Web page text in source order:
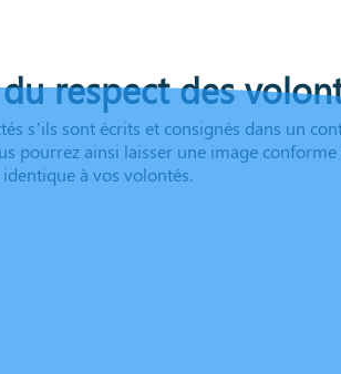
respect des
s’ils sont écrits et consignés dans un
pourrez ainsi laisser une image
à vos volontés.